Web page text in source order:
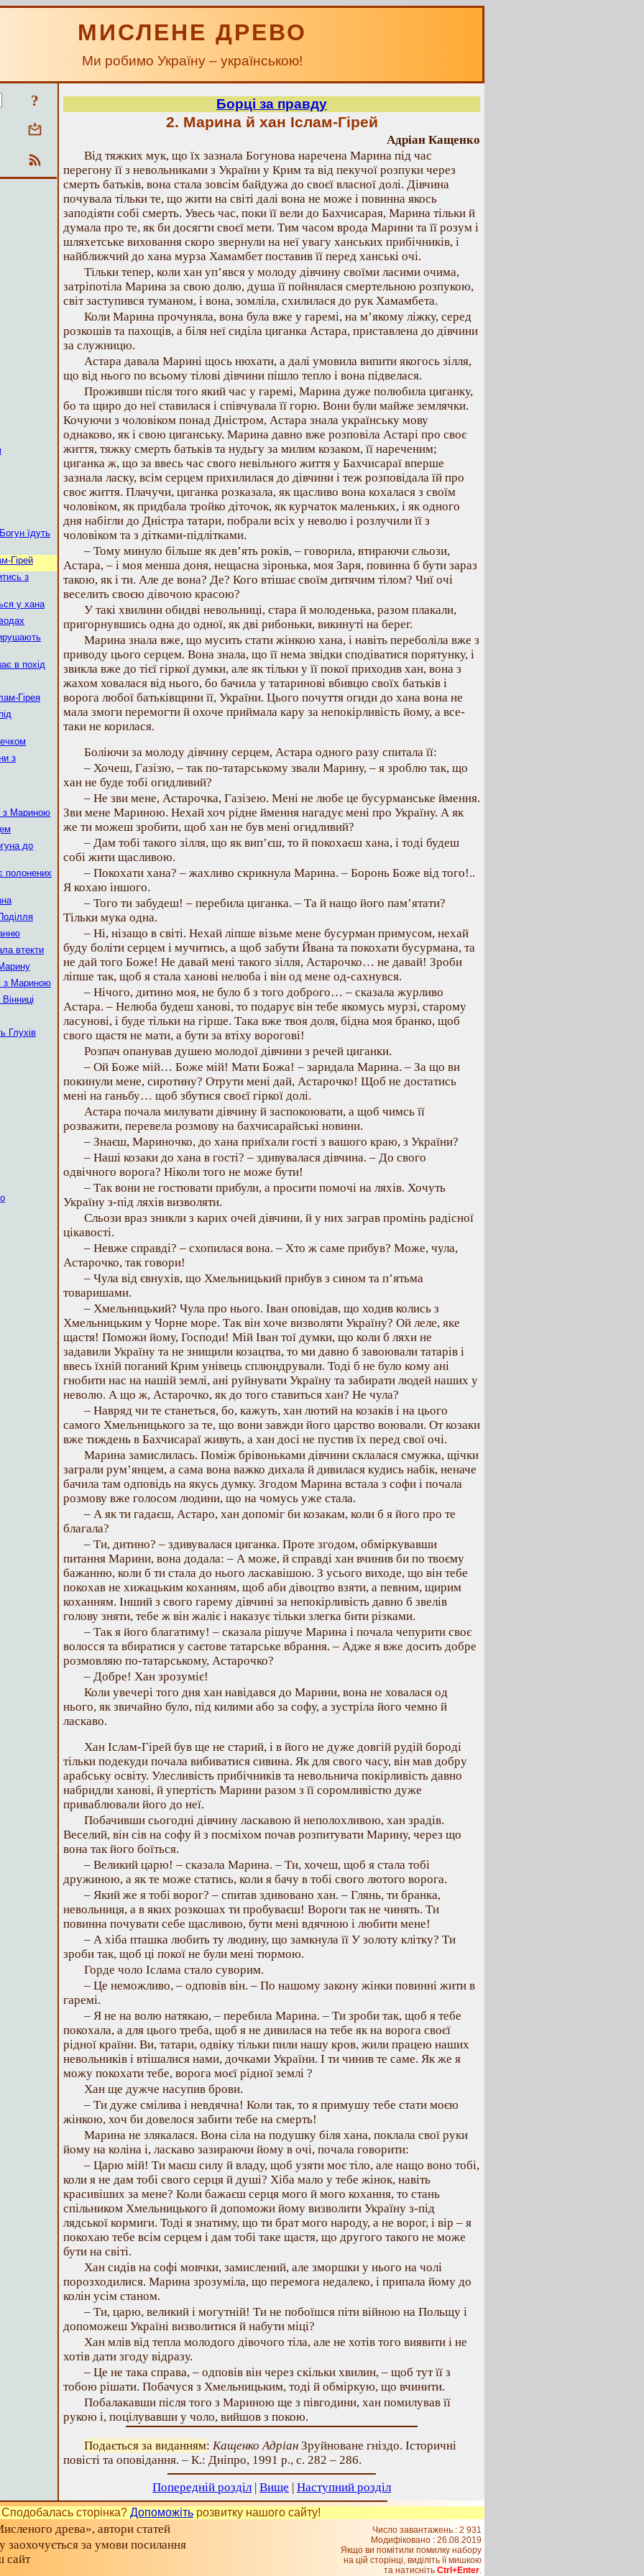
МИСЛЕНЕ ДРЕВО
Ми робимо Україну – українською!
?
їдуть
Гірей
з
у хана
в похід
Гірея
з
з Мариною
до
полонених
втекти
з Мариною
Глухів
Борці за правду
2. Марина й хан Іслам-Гірей
Адріан Кащенко
Від тяжких мук, що їх зазнала Богунова наречена Марина під час
перегону її з невольниками з України у Крим та від пекучої розпуки через
смерть батьків, вона стала зовсім байдужа до своєї власної долі. Дівчина
почувала тільки те, що жити на світі далі вона не може і повинна якось
заподіяти собі смерть. Увесь час, поки її вели до Бахчисарая, Марина тільки й
думала про те, як би досягти своєї мети. Тим часом врода Марини та її розум і
шляхетське виховання скоро звернули на неї увагу ханських прибічників, і
найближчий до хана мурза Хамамбет поставив її перед ханські очі.
Тільки тепер, коли хан уп’явся у молоду дівчину своїми ласими очима,
затріпотіла Марина за свою долю, душа її пойнялася смертельною розпукою,
світ заступився туманом, і вона, зомліла, схилилася до рук Хамамбета.
Коли Марина прочуняла, вона була вже у гаремі, на м’якому ліжку, серед
розкошів та пахощів, а біля неї сиділа циганка Астара, приставлена до дівчини
за служницю.
Астара давала Марині щось нюхати, а далі умовила випити якогось зілля,
що від нього по всьому тілові дівчини пішло тепло і вона підвелася.
Проживши після того який час у гаремі, Марина дуже полюбила циганку,
бо та щиро до неї ставилася і співчувала її горю. Вони були майже землячки.
Кочуючи з чоловіком понад Дністром, Астара знала українську мову
однаково, як і свою циганську. Марина давно вже розповіла Астарі про своє
життя, тяжку смерть батьків та нудьгу за милим козаком, її нареченим;
циганка ж, що за ввесь час свого невільного життя у Бахчисараї вперше
зазнала ласку, всім серцем прихилилася до дівчини і теж розповідала їй про
своє життя. Плачучи, циганка розказала, як щасливо вона кохалася з своїм
чоловіком, як придбала тройко діточок, як курчаток маленьких, і як одного
дня набігли до Дністра татари, побрали всіх у неволю і розлучили її з
чоловіком та з дітками-підлітками.
– Тому минуло більше як дев’ять років, – говорила, втираючи сльози,
Астара, – і моя менша доня, нещасна зіронька, моя Заря, повинна б бути зараз
такою, як і ти. Але де вона? Де? Кого втішає своїм дитячим тілом? Чиї очі
веселить своєю дівочою красою?
У такі хвилини обидві невольниці, стара й молоденька, разом плакали,
пригорнувшись одна до одної, як дві рибоньки, викинуті на берег.
Марина знала вже, що мусить стати жінкою хана, і навіть переболіла вже з
приводу цього серцем. Вона знала, що її нема звідки сподіватися порятунку, і
звикла вже до тієї гіркої думки, але як тільки у її покої приходив хан, вона з
жахом ховалася від нього, бо бачила у татаринові вбивцю своїх батьків і
ворога любої батьківщини її, України. Цього почуття огиди до хана вона не
мала змоги перемогти й охоче приймала кару за непокірливість йому, а все-
таки не корилася.
Боліючи за молоду дівчину серцем, Астара одного разу спитала її:
– Хочеш, Газізю, – так по-татарському звали Марину, – я зроблю так, що
хан не буде тобі огидливий?
– Не зви мене, Астарочка, Газізею. Мені не любе це бусурманське ймення.
Зви мене Мариною. Нехай хоч рідне ймення нагадує мені про Україну. А як
же ти можеш зробити, щоб хан не був мені огидливий?
– Дам тобі такого зілля, що як вип’єш, то й покохаєш хана, і тоді будеш
собі жити щасливою.
– Покохати хана? – жахливо скрикнула Марина. – Боронь Боже від того!..
Я кохаю іншого.
– Того ти забудеш! – перебила циганка. – Та й нащо його пам’ятати?
Тільки мука одна.
– Ні, нізащо в світі. Нехай ліпше візьме мене бусурман примусом, нехай
буду боліти серцем і мучитись, а щоб забути Йвана та покохати бусурмана, та
не дай того Боже! Не давай мені такого зілля, Астарочко… не давай! Зроби
ліпше так, щоб я стала ханові нелюба і він од мене од-сахнувся.
– Нічого, дитино моя, не було б з того доброго… – сказала журливо
Астара. – Нелюба будеш ханові, то подарує він тебе якомусь мурзі, старому
ласунові, і буде тільки на гірше. Така вже твоя доля, бідна моя бранко, щоб
свого щастя не мати, а бути за втіху ворогові!
Розпач опанував душею молодої дівчини з речей циганки.
– Ой Боже мій… Боже мій! Мати Божа! – заридала Марина. – За що ви
покинули мене, сиротину? Отрути мені дай, Астарочко! Щоб не достатись
мені на ганьбу… щоб збутися своєї гіркої долі.
Астара почала милувати дівчину й заспокоювати, а щоб чимсь її
розважити, перевела розмову на бахчисарайські новини.
– Знаєш, Мариночко, до хана приїхали гості з вашого краю, з України?
– Наші козаки до хана в гості? – здивувалася дівчина. – До свого
одвічного ворога? Ніколи того не може бути!
– Так вони не гостювати прибули, а просити помочі на ляхів. Хочуть
Україну з-під ляхів визволяти.
Сльози враз зникли з карих очей дівчини, й у них заграв промінь радісної
цікавості.
– Невже справді? – схопилася вона. – Хто ж саме прибув? Може, чула,
Астарочко, так говори!
– Чула від євнухів, що Хмельницький прибув з сином та п’ятьма
товаришами.
– Хмельницький? Чула про нього. Іван оповідав, що ходив колись з
Хмельницьким у Чорне море. Так він хоче визволяти Україну? Ой леле, яке
щастя! Поможи йому, Господи! Мій Іван тої думки, що коли б ляхи не
задавили Україну та не знищили козацтва, то ми давно б завоювали татарів і
ввесь їхній поганий Крим унівець сплюндрували. Тоді б не було кому ані
гнобити нас на нашій землі, ані руйнувати Україну та забирати людей наших у
неволю. А що ж, Астарочко, як до того ставиться хан? Не чула?
– Навряд чи те станеться, бо, кажуть, хан лютий на козаків і на цього
самого Хмельницького за те, що вони завжди його царство воювали. От козаки
вже тиждень в Бахчисараї живуть, а хан досі не пустив їх перед свої очі.
Марина замислилась. Поміж брівоньками дівчини склалася смужка, щічки
заграли рум’янцем, а сама вона важко дихала й дивилася кудись набік, неначе
бачила там одповідь на якусь думку. Згодом Марина встала з софи і почала
розмову вже голосом людини, що на чомусь уже стала.
– А як ти гадаєш, Астаро, хан допоміг би козакам, коли б я його про те
благала?
– Ти, дитино? – здивувалася циганка. Проте згодом, обміркувавши
питання Марини, вона додала: – А може, й справді хан вчинив би по твоєму
бажанню, коли б ти стала до нього ласкавішою. З усього виходе, що він тебе
покохав не хижацьким коханням, щоб аби дівоцтво взяти, а певним, щирим
коханням. Інший з свого гарему дівчині за непокірливість давно б звелів
голову зняти, тебе ж він жаліє і наказує тільки злегка бити різками.
– Так я його благатиму! – сказала рішуче Марина і почала чепурити своє
волосся та вбиратися у саєтове татарське вбрання. – Адже я вже досить добре
розмовляю по-татарському, Астарочко?
– Добре! Хан зрозуміє!
Коли увечері того дня хан навідався до Марини, вона не ховалася од
нього, як звичайно було, під килими або за софу, а зустріла його чемно й
ласкаво.
Хан Іслам-Гірей був ще не старий, і в його не дуже довгій рудій бороді
тільки подекуди почала вибиватися сивина. Як для свого часу, він мав добру
арабську освіту. Улесливість прибічників та невольнича покірливість давно
набридли ханові, й упертість Марини разом з її соромливістю дуже
приваблювали його до неї.
Побачивши сьогодні дівчину ласкавою й неполохливою, хан зрадів.
Веселий, він сів на софу й з посміхом почав розпитувати Марину, через що
вона так його боїться.
– Великий царю! – сказала Марина. – Ти, хочеш, щоб я стала тобі
дружиною, а як те може статись, коли я бачу в тобі свого лютого ворога.
– Який же я тобі ворог? – спитав здивовано хан. – Глянь, ти бранка,
невольниця, а в яких розкошах ти пробуваєш! Вороги так не чинять. Ти
повинна почувати себе щасливою, бути мені вдячною і любити мене!
– А хіба пташка любить ту людину, що замкнула її У золоту клітку? Ти
зроби так, щоб ці покої не були мені тюрмою.
Горде чоло Іслама стало суворим.
– Це неможливо, – одповів він. – По нашому закону жінки повинні жити в
гаремі.
– Я не на волю натякаю, – перебила Марина. – Ти зроби так, щоб я тебе
покохала, а для цього треба, щоб я не дивилася на тебе як на ворога своєї
рідної країни. Ви, татари, одвіку тільки пили нашу кров, жили працею наших
невольників і втішалися нами, дочками України. І ти чинив те саме. Як же я
можу покохати тебе, ворога моєї рідної землі ?
Хан ще дужче насупив брови.
– Ти дуже смілива і невдячна! Коли так, то я примушу тебе стати моєю
жінкою, хоч би довелося забити тебе на смерть!
Марина не злякалася. Вона сіла на подушку біля хана, поклала свої руки
йому на коліна і, ласкаво зазираючи йому в очі, почала говорити:
– Царю мій! Ти маєш силу й владу, щоб узяти моє тіло, але нащо воно тобі,
коли я не дам тобі свого серця й душі? Хіба мало у тебе жінок, навіть
красивіших за мене? Коли бажаєш серця мого й мого кохання, то стань
спільником Хмельницького й допоможи йому визволити Україну з-під
лядської кормиги. Тоді я знатиму, що ти брат мого народу, а не ворог, і вір – я
покохаю тебе всім серцем і дам тобі таке щастя, що другого такого не може
бути на світі.
Хан сидів на софі мовчки, замислений, але зморшки у нього на чолі
порозходилися. Марина зрозуміла, що перемога недалеко, і припала йому до
колін усім станом.
– Ти, царю, великий і могутній! Ти не побоїшся піти війною на Польщу і
допоможеш Україні визволитися й набути міці?
Хан млів від тепла молодого дівочого тіла, але не хотів того виявити і не
хотів дати згоду відразу.
– Це не така справа, – одповів він через скільки хвилин, – щоб тут її з
тобою рішати. Побачуся з Хмельницьким, тоді й обміркую, що вчинити.
Побалакавши після того з Мариною ще з півгодини, хан помилував її
рукою і, поцілувавши у чоло, вийшов з покою.
Подається за виданням: Кащенко Адріан Зруйноване гніздо. Історичні
повісті та оповідання. – К.: Дніпро, 1991 р., с. 282 – 286.
Попередній розділ | Вище | Наступний розділ
Сподобалась сторінка? Допоможіть розвитку нашого сайту!
древа», автори статей
заохочується за умови посилання
сайт
Число завантажень : 2 931
Модифіковано : 26.08.2019
Якщо ви помітили помилку набору
на цiй сторiнцi, видiлiть її мишкою
та натисніть Ctrl+Enter.